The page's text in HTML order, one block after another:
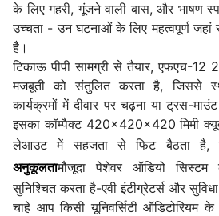
के लिए गहरी, गूंजने वाली बास, और भाषण
उच्चता - उन घटनाओं के लिए महत्वपूर्ण जहां
है।
टिकाऊ पीपी सामग्री से तैयार, एफएच-12
मजबूती को संतुलित करता है, जिससे
कार्यक्रमों में दीवार पर चढ़ना या ट्रस-
इसका कॉम्पैक्ट 420×420×420 मिमी
लेआउट में सहजता से फिट बैठता है,
अनुकूलतामौजूदा पेशेवर ऑडियो
सुनिश्चित करता है-एवी इंटीग्रेटर्स और
चाहे आप किसी यूनिवर्सिटी ऑडिटोरियम